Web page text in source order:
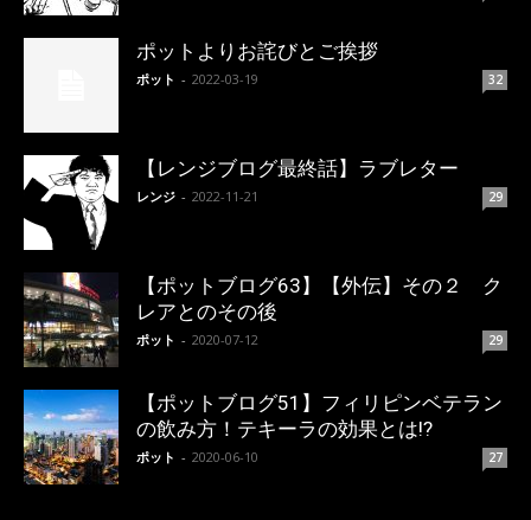
ポットよりお詫びとご挨拶
ポット - 2022-03-19 32
【レンジブログ最終話】ラブレター
レンジ - 2022-11-21 29
【ポットブログ63】【外伝】その２ ク
レアとのその後
ポット - 2020-07-12 29
【ポットブログ51】フィリピンベテラン
の飲み方！テキーラの効果とは!?
ポット - 2020-06-10 27